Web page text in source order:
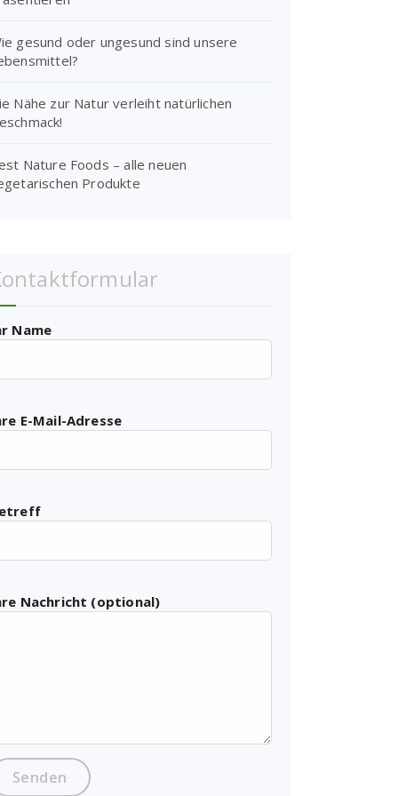
gesund oder ungesund sind unsere
Nähe zur Natur verleiht natürlichen
Nature Foods – alle neuen
Produkte
Name
E-Mail-Adresse
Nachricht (optional)